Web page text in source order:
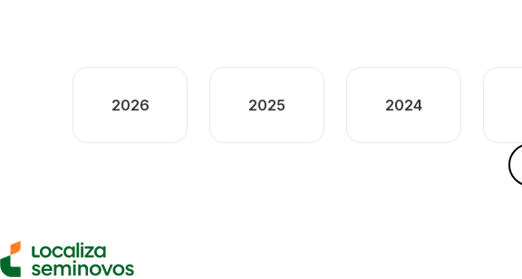
2026 2025 2024